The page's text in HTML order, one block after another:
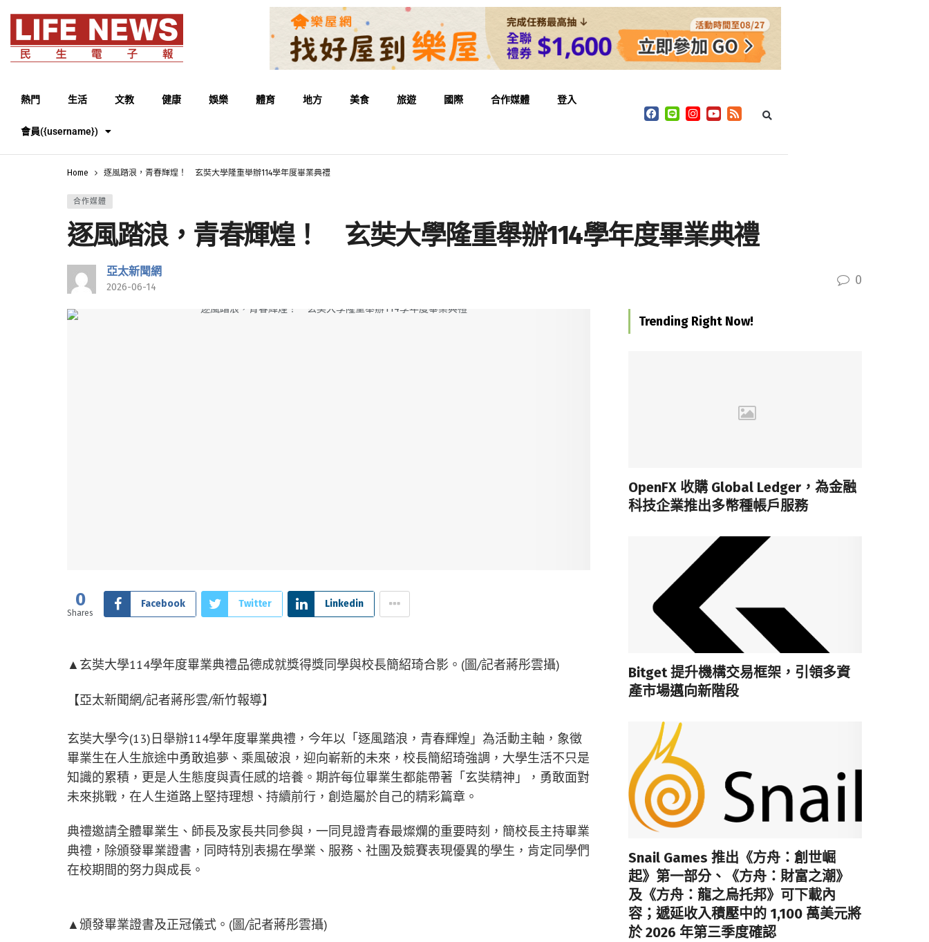
熱門 生活 文教 健康 娛樂 體育 地方 美食 旅遊 國際 合作媒體 登入
會員({username})
Home 逐風踏浪，青春輝煌！ 玄奘大學隆重舉辦114學年度畢業典禮
合作媒體
逐風踏浪，青春輝煌！ 玄奘大學隆重舉辦114學年度畢業典禮
亞太新聞網
2026-06-14 0
0
Shares
Facebook Twitter Linkedin
▲玄奘大學114學年度畢業典禮品德成就獎得獎同學與校長簡紹琦合影。(圖/記者蔣彤雲攝)
【亞太新聞網/記者蔣彤雲/新竹報導】
玄奘大學今(13)日舉辦114學年度畢業典禮，今年以「逐風踏浪，青春輝煌」為活動主軸，象徵
畢業生在人生旅途中勇敢追夢、乘風破浪，迎向嶄新的未來，校長簡紹琦強調，大學生活不只是
知識的累積，更是人生態度與責任感的培養。期許每位畢業生都能帶著「玄奘精神」，勇敢面對
未來挑戰，在人生道路上堅持理想、持續前行，創造屬於自己的精彩篇章。
典禮邀請全體畢業生、師長及家長共同參與，一同見證青春最燦爛的重要時刻，簡校長主持畢業
典禮，除頒發畢業證書，同時特別表揚在學業、服務、社團及競賽表現優異的學生，肯定同學們
在校期間的努力與成長。
▲頒發畢業證書及正冠儀式。(圖/記者蔣彤雲攝)
Trending Right Now!
OpenFX 收購 Global Ledger，為金融
科技企業推出多幣種帳戶服務
Bitget 提升機構交易框架，引領多資
產市場邁向新階段
Snail Games 推出《方舟：創世崛
起》第一部分、《方舟：財富之潮》
及《方舟：龍之烏托邦》可下載內
容；遞延收入積壓中的 1,100 萬美元將
於 2026 年第三季度確認